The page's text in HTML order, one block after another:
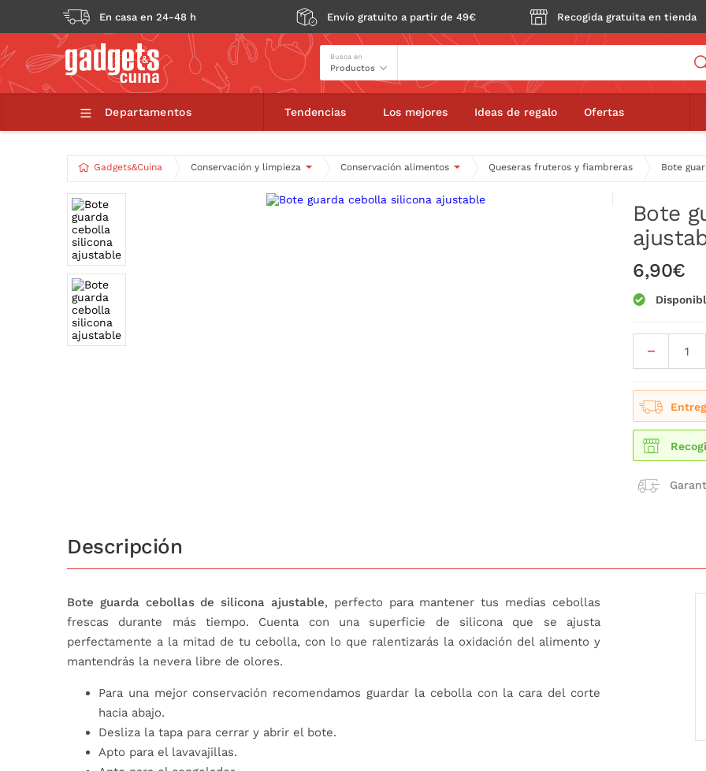
En casa en 24-48 h Envío gratuito a partir de 49€ Recogida gratuita en tienda
Busca en
Departamentos Tendencias Los mejores Ideas de regalo Ofertas
Gadgets&Cuina Conservación y limpieza Conservación alimentos Queseras fruteros y fiambreras Bote
Bote guarda cebolla silicona ajustable
Bote
6,90€
Descripción
Bote guarda cebollas de silicona ajustable, perfecto para mantener tus medias cebollas
frescas durante más tiempo. Cuenta con una superficie de silicona que se ajusta
perfectamente a la mitad de tu cebolla, con lo que ralentizarás la oxidación del alimento y
mantendrás la nevera libre de olores.
Para una mejor conservación recomendamos guardar la cebolla con la cara del corte
hacia abajo.
Desliza la tapa para cerrar y abrir el bote.
Apto para el lavavajillas.